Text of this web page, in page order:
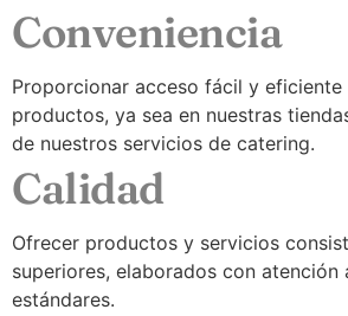
Conveniencia
Proporcionar acceso fácil y eficiente
productos, ya sea en nuestras
de nuestros servicios de catering.
Calidad
Ofrecer productos y servicios
superiores, elaborados con
estándares.